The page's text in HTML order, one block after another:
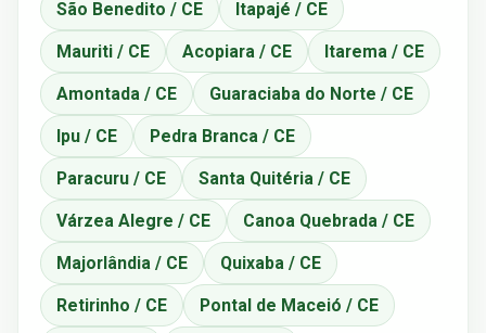
São Benedito / CE Itapajé / CE
Mauriti / CE Acopiara / CE Itarema / CE
Amontada / CE Guaraciaba do Norte / CE
Ipu / CE Pedra Branca / CE
Paracuru / CE Santa Quitéria / CE
Várzea Alegre / CE Canoa Quebrada / CE
Majorlândia / CE Quixaba / CE
Retirinho / CE Pontal de Maceió / CE